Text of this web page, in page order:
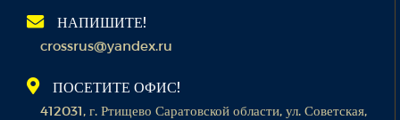
НАПИШИТЕ!
crossrus@yandex.ru
ПОСЕТИТЕ ОФИС!
412031, г. Ртищево Саратовской области, ул. Советская,